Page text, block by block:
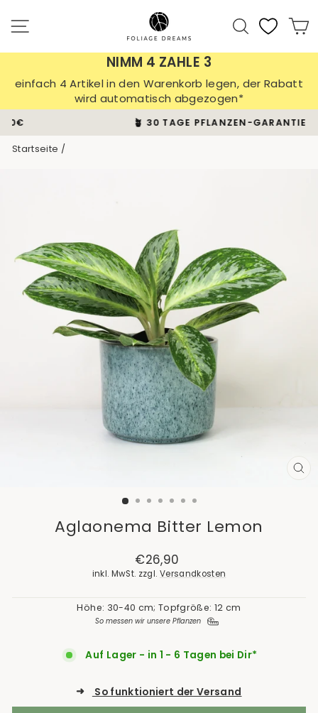
zum
Inhalt
Suche
NIMM 4 ZAHLE 3
einfach 4 Artikel in den Warenkorb legen, der Rabatt
wird automatisch abgezogen*
Pause
🪴 30 TAGE PFLANZEN-GARANTIE
Startseite /
Aglaonema Bitter Lemon
Normaler
Preis
€26,90
inkl. MwSt. zzgl. Versandkosten
Höhe: 30-40 cm; Topfgröße: 12 cm
So messen wir unsere Pflanzen
Auf Lager - in 1 - 6 Tagen bei Dir*
➜ So funktioniert der Versand